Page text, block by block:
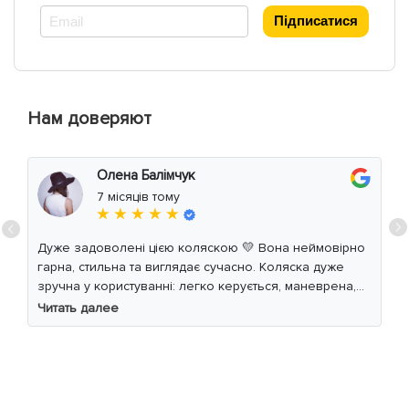
Підписатися
Нам доверяют
Олена Балімчук
7 місяців тому
★ ★ ★ ★ ★
Дуже задоволені цією коляскою 💛 Вона неймовірно
гарна, стильна та виглядає сучасно. Коляска дуже
зручна у користуванні: легко керується, маневрена,
м’який хід навіть по нерівній дорозі. Дитині
комфортно, просторе сидіння та великий капюшон
Читать далее